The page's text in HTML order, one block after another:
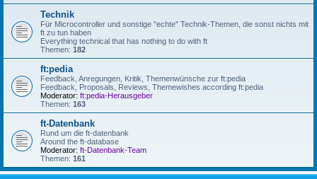
Technik
Für Microcontroller und sonstige "echte" Technik-Themen, die sonst nichts mit
ft zu tun haben
Everything technical that has nothing to do with ft
Themen: 182
ft:pedia
Feedback, Anregungen, Kritik, Themenwünsche zur ft:pedia
Feedback, Proposals, Reviews, Themewishes according ft:pedia
Moderator: ft:pedia-Herausgeber
Themen: 163
ft-Datenbank
Rund um die ft-datenbank
Around the ft-database
Moderator: ft-Datenbank-Team
Themen: 161